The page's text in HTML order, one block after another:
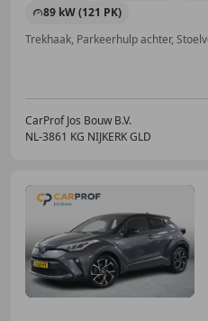
89 kW (121 PK)
CarProf Jos Bouw B.V.
NL-3861 KG NIJKERK GLD